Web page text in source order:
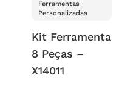
Ferramentas
Personalizadas
Kit Ferramenta
8 Peças –
X14011